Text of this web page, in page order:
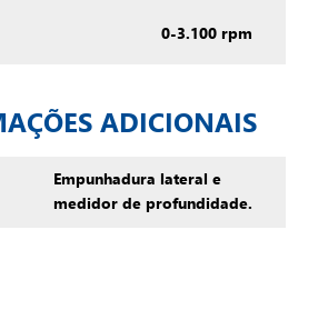
0-3.100 rpm
ADICIONAIS
Empunhadura lateral e
medidor de profundidade.